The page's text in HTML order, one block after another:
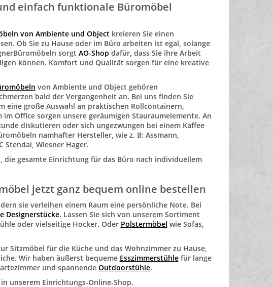
einfach funktionale Büromöbel
von Ambiente und Objectkreieren Sie einen
Ob Sie zu Hause oder im Büro arbeiten ist egal, solange
sorgt AO-Shop dafür, dass Sie ihre Arbeit
können. Komfort und Qualität sorgen für eine kreative
von Ambiente und Object gehören
bald der Vergangenheit an. Bei uns finden Sie
eine große Auswahl an praktischen Rollcontainern,
Office sorgen unsere geräumigen Stauraumelemente. An
diskutieren oder sich ungezwungen bei einem Kaffee
namhafter Hersteller, wie z. B: Assmann,
Stendal, Wiesner Hager.
gesamte Einrichtung für das Büro nach individuellem
jetzt ganz bequem online bestellen
sie verleihen einem Raum eine persönliche Note. Bei
Designerstücke. Lassen Sie sich von unserem Sortiment
oder vielseitige Hocker. Oder Polstermöbel wie Sofas,
Sitzmöbel für die Küche und das Wohnzimmer zu Hause,
Wir haben äußerst bequeme Esszimmerstühlefür lange
und spannende Outdoorstühle.
unserem Einrichtungs-Online-Shop.